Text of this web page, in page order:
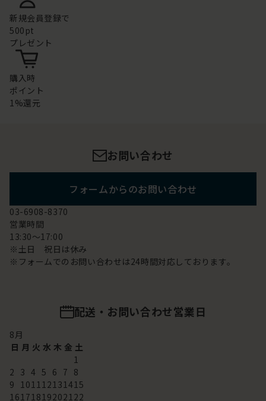
新規会員登録で
500pt
プレゼント
購入時
ポイント
1%還元
お問い合わせ
フォームからのお問い合わせ
03-6908-8370
営業時間
13:30～17:00
※土日 祝日は休み
※フォームでのお問い合わせは24時間対応しております。
配送・お問い合わせ営業日
8月
日 月 火 水 木 金 土
1
2 3 4 5 6 7 8
9 101112131415
16171819202122